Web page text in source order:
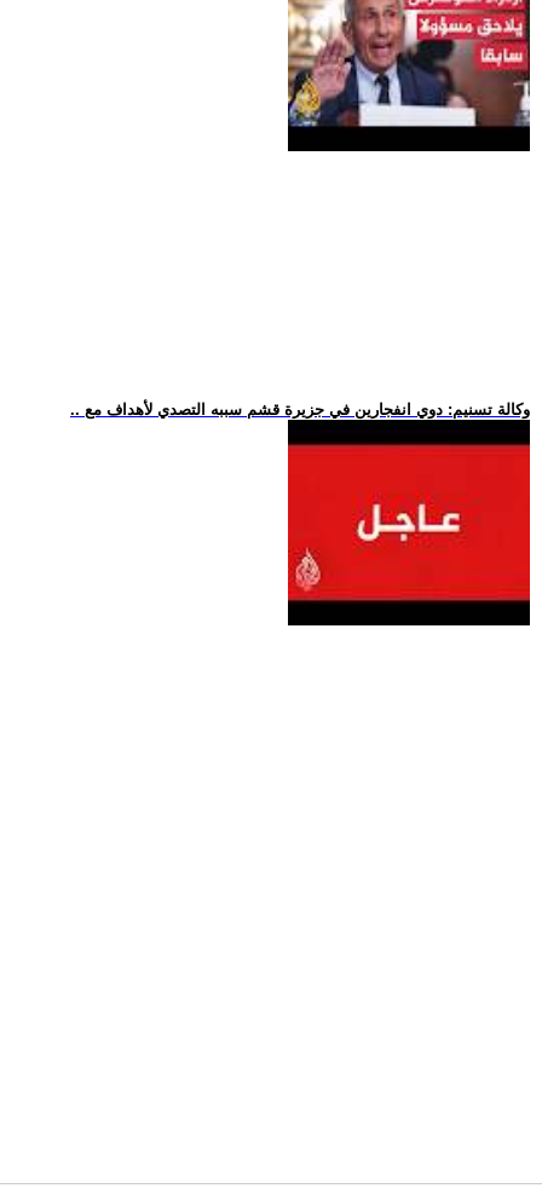
.. وكالة تسنيم: دوي انفجارين في جزيرة قشم سببه التصدي لأهداف مع